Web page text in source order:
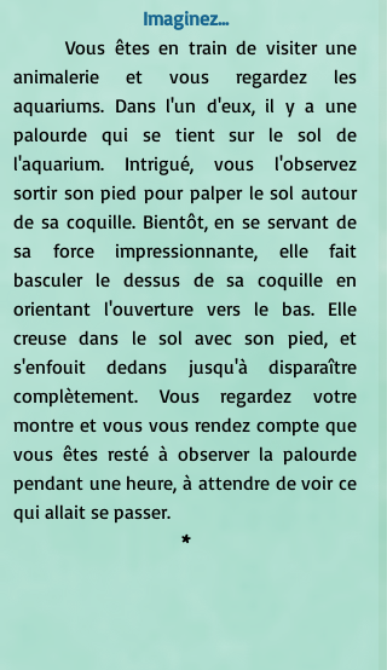
Imaginez...
	Vous êtes en train de visiter une
animalerie et vous regardez les
aquariums. Dans l'un d'eux, il y a une
palourde qui se tient sur le sol de
l'aquarium. Intrigué, vous l'observez
sortir son pied pour palper le sol autour
de sa coquille. Bientôt, en se servant de
sa force impressionnante, elle fait
basculer le dessus de sa coquille en
orientant l'ouverture vers le bas. Elle
creuse dans le sol avec son pied, et
s'enfouit dedans jusqu'à disparaître
complètement. Vous regardez votre
montre et vous vous rendez compte que
vous êtes resté à observer la palourde
pendant une heure, à attendre de voir ce
qui allait se passer.
*